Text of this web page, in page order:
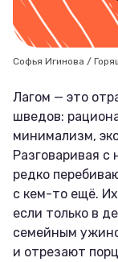
Софья Игинова /
Лагом — это
шведов:
минимализм,
Разговаривая
редко
с кем-то ещё.
если только в
семейным
и отрезают